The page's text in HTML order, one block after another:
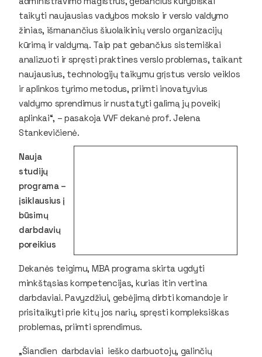
taikyti naujausias vadybos mokslo ir verslo valdymo
žinias, išmanančius šiuolaikinių verslo organizacijų
kūrimą ir valdymą. Taip pat gebančius sistemiškai
analizuoti ir spręsti praktines verslo problemas, taikant
naujausius, technologijų taikymu grįstus verslo veiklos
ir aplinkos tyrimo metodus, priimti inovatyvius
valdymo sprendimus ir nustatyti galimą jų poveikį
aplinkai“, – pasakoja VVF dekanė prof. Jelena
Stankevičienė.
Nauja
studijų
programa –
įsiklausius į
būsimų
darbdavių
poreikius
Dekanės teigimu, MBA programa skirta ugdyti
minkštąsias kompetencijas, kurias itin vertina
darbdaviai. Pavyzdžiui, gebėjimą dirbti komandoje ir
prisitaikyti prie kitų jos narių, spręsti kompleksiškas
problemas, priimti sprendimus.
„Šiandien darbdaviai ieško darbuotojų, galinčių